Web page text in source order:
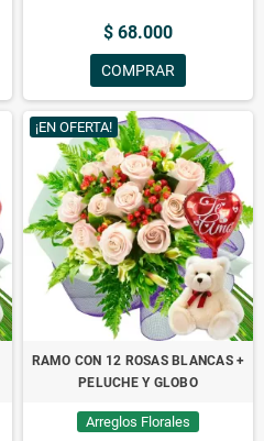
$ 68.000
COMPRAR
¡EN OFERTA!
RAMO CON 12 ROSAS BLANCAS +
PELUCHE Y GLOBO
Arreglos Florales